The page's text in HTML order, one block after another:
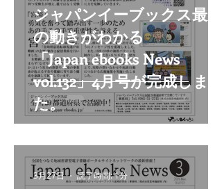
ジャパンイーブックス最新
の動きがわかる
「Japan ebooks News
vol.132」4月号が完成しまし
た。
3月27日 読了時間: 1分